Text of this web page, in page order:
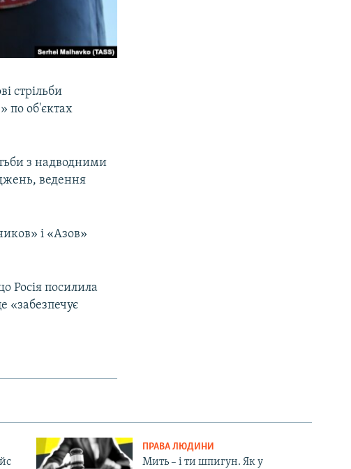
стрільби
по об'єктах
з надводними
ведення
і «Азов»
Росія посилила
«забезпечує
ПРАВА ЛЮДИНИ
Мить – і ти шпигун. Як у